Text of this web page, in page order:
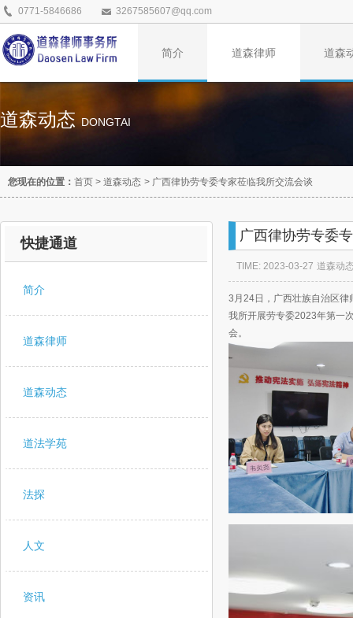
0771-5846686 3267585607@qq.com
简介 道森律师 道森
道森动态DONGTAI
您现在的位置： 首页 > 道森动态 > 广西律协劳专委专家莅临我所交流会谈
快捷通道
简介
道森律师
道森动态
道法学苑
法探
人文
资讯
广西律协劳专委
TIME: 2023-03-27 道森动
3月24日，广西壮族自治区律
我所开展劳专委2023年第一
会。